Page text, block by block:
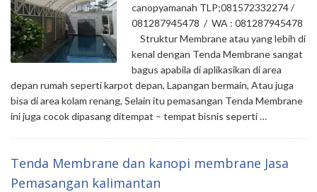
canopyamanah TLP;081572332274 /
081287945478 / WA : 081287945478
Struktur Membrane atau yang lebih di
kenal dengan Tenda Membrane sangat
bagus apabila di aplikasikan di area
depan rumah seperti karpot depan, Lapangan bermain, Atau juga
bisa di area kolam renang, Selain itu pemasangan Tenda Membrane
ini juga cocok dipasang ditempat – tempat bisnis seperti …
Tenda Membrane dan kanopi membrane Jasa
Pemasangan kalimantan